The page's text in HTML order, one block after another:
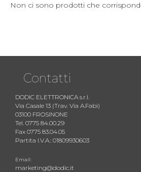
Non ci sono prodotti che
Contatti
DODIC ELETTRONICA s.r.l.
Via Casale 13 (Trav. Via A.Fabi)
03100 FROSINONE
Tel. 0775 84.00.29
Fax 0775 83.04.05
Partita I.V.A.: 01809930603
Email:
marketing@dodic.it